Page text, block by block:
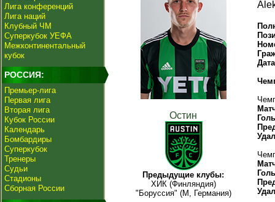
Лига конференций
Лига наций
Клубный ЧМ
Суперкубок УЕФА
Межконтинентальный
кубок
РОССИЯ:
Премьер-лига
Первая лига
Вторая лига
Кубок России
Календарь
Бомбардиры
Суперкубок
Тренеры
Судьи
Стадионы
Сборная России
Остин
Предыдущие клубы:
ХИК (Финляндия)
"Боруссия" (М, Германия)